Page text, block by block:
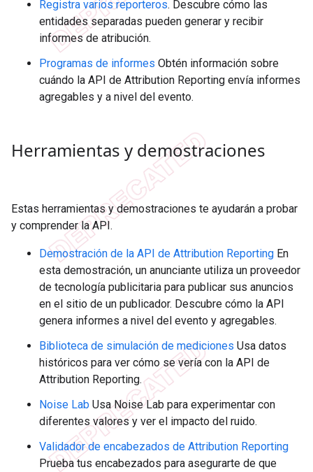
Registra varios reporteros. Descubre cómo las
entidades separadas pueden generar y recibir
informes de atribución.
Programas de informes Obtén información sobre
cuándo la API de Attribution Reporting envía informes
agregables y a nivel del evento.
Herramientas y demostraciones
Estas herramientas y demostraciones te ayudarán a probar
y comprender la API.
Demostración de la API de Attribution Reporting En
esta demostración, un anunciante utiliza un proveedor
de tecnología publicitaria para publicar sus anuncios
en el sitio de un publicador. Descubre cómo la API
genera informes a nivel del evento y agregables.
Biblioteca de simulación de mediciones Usa datos
históricos para ver cómo se vería con la API de
Attribution Reporting.
Noise Lab Usa Noise Lab para experimentar con
diferentes valores y ver el impacto del ruido.
Validador de encabezados de Attribution Reporting
Prueba tus encabezados para asegurarte de que